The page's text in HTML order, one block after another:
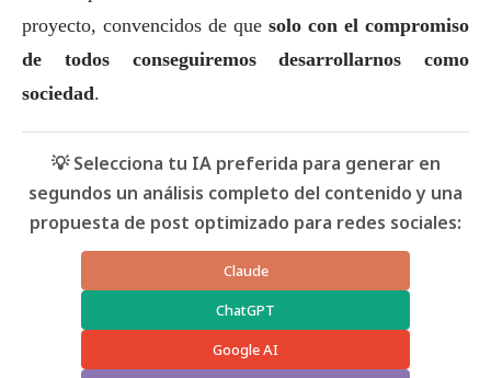
proyecto, convencidos de que solo con el compromiso
de todos conseguiremos desarrollarnos como
sociedad.
💡 Selecciona tu IA preferida para generar en
segundos un análisis completo del contenido y una
propuesta de post optimizado para redes sociales:
Claude
ChatGPT
Google AI